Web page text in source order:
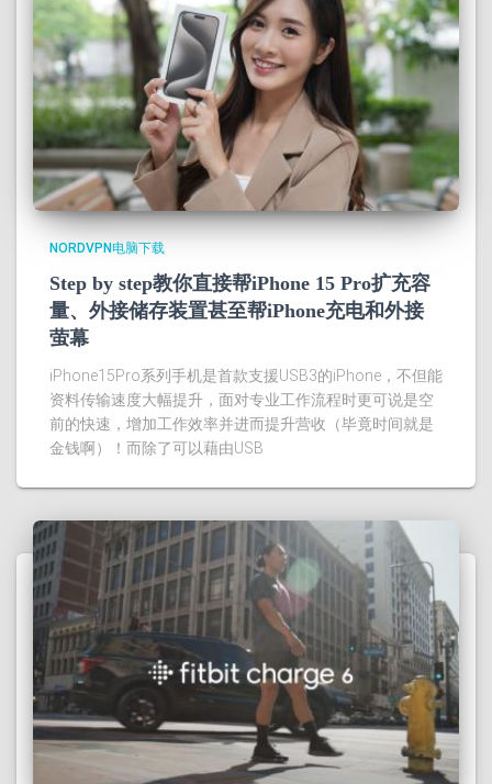
NORDVPN电脑下载
Step by step教你直接帮iPhone 15 Pro扩充容
量、外接储存装置甚至帮iPhone充电和外接
萤幕
iPhone15Pro系列手机是首款支援USB3的iPhone，不但能
资料传输速度大幅提升，面对专业工作流程时更可说是空
前的快速，增加工作效率并进而提升营收（毕竟时间就是
金钱啊）！而除了可以藉由USB